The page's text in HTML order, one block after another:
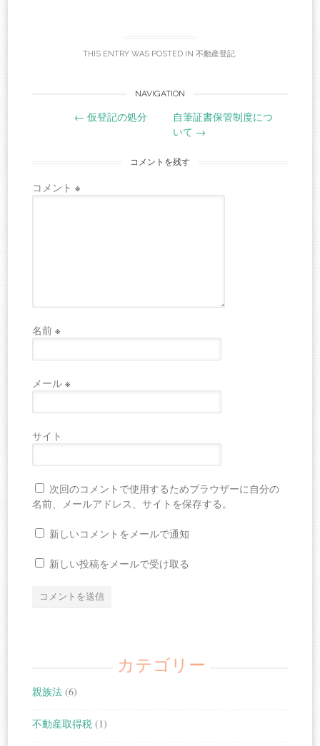
THIS ENTRY WAS POSTED IN 不動産登記.
NAVIGATION
← 仮登記の処分
自筆証書保管制度につ
いて →
コメントを残す
コメント※
名前※
メール※
サイト
次回のコメントで使用するためブラウザーに自分の
名前、メールアドレス、サイトを保存する。
新しいコメントをメールで通知
新しい投稿をメールで受け取る
カテゴリー
親族法 (6)
不動産取得税 (1)